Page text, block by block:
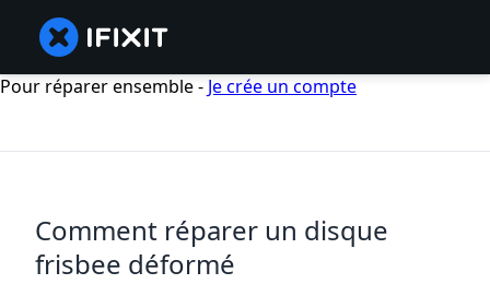
Pour réparer ensemble - Je crée un compte
Comment réparer un disque
frisbee déformé